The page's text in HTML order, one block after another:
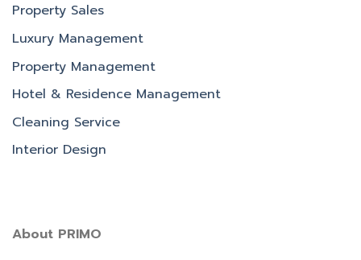
Property Sales
Luxury Management
Property Management
Hotel & Residence Management
Cleaning Service
Interior Design
About PRIMO